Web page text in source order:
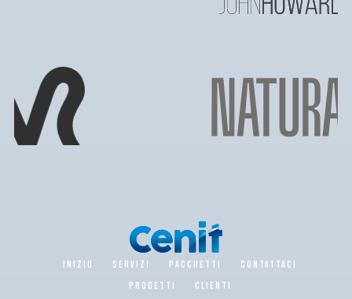
INIZIO SERVIZI PACCHETTI
CONTATTACI
PROGETTI
CLIENTI